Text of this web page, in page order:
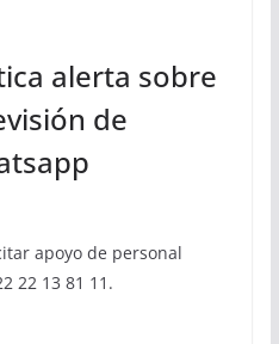
alerta sobre
de
apoyo de personal
22 13 81 11.